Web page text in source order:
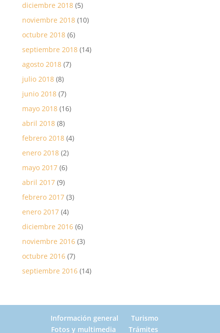
diciembre 2018(5)
noviembre 2018(10)
octubre 2018(6)
septiembre 2018(14)
agosto 2018(7)
julio 2018(8)
junio 2018(7)
mayo 2018(16)
abril 2018(8)
febrero 2018(4)
enero 2018(2)
mayo 2017(6)
abril 2017(9)
febrero 2017(3)
enero 2017(4)
diciembre 2016(6)
noviembre 2016(3)
octubre 2016(7)
septiembre 2016(14)
Información general
Turismo
Fotos y multimedia
Trámites